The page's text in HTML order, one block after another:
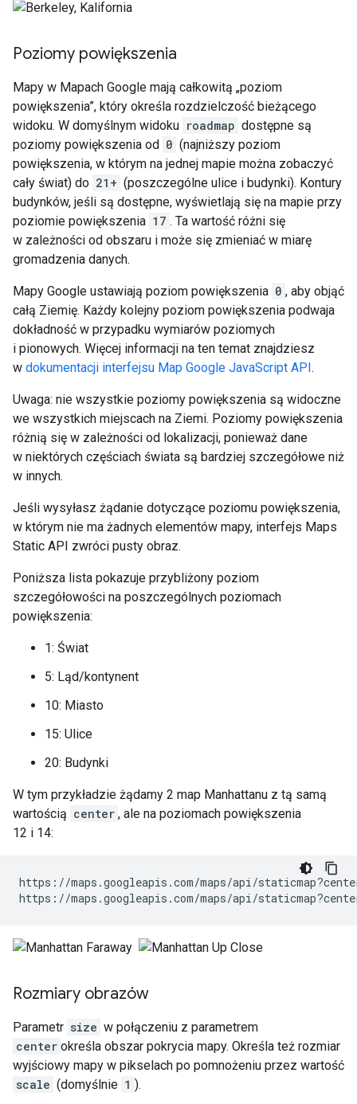
Poziomy powiększenia
Mapy w Mapach Google mają całkowitą „poziom
powiększenia”, który określa rozdzielczość bieżącego
widoku. W domyślnym widoku roadmap dostępne są
poziomy powiększenia od 0 (najniższy poziom
powiększenia, w którym na jednej mapie można zobaczyć
cały świat) do 21+ (poszczególne ulice i budynki). Kontury
budynków, jeśli są dostępne, wyświetlają się na mapie przy
poziomie powiększenia 17 . Ta wartość różni się
w zależności od obszaru i może się zmieniać w miarę
gromadzenia danych.
Mapy Google ustawiają poziom powiększenia 0 , aby objąć
całą Ziemię. Każdy kolejny poziom powiększenia podwaja
dokładność w przypadku wymiarów poziomych
i pionowych. Więcej informacji na ten temat znajdziesz
w dokumentacji interfejsu Map Google JavaScript API.
Uwaga: nie wszystkie poziomy powiększenia są widoczne
we wszystkich miejscach na Ziemi. Poziomy powiększenia
różnią się w zależności od lokalizacji, ponieważ dane
w niektórych częściach świata są bardziej szczegółowe niż
w innych.
Jeśli wysyłasz żądanie dotyczące poziomu powiększenia,
w którym nie ma żadnych elementów mapy, interfejs Maps
Static API zwróci pusty obraz.
Poniższa lista pokazuje przybliżony poziom
szczegółowości na poszczególnych poziomach
powiększenia:
1: Świat
5: Ląd/kontynent
10: Miasto
15: Ulice
20: Budynki
W tym przykładzie żądamy 2 map Manhattanu z tą samą
wartością center , ale na poziomach powiększenia
12 i 14:
https://maps.googleapis.com/maps/api/
https://maps.googleapis.com/maps/api/
Rozmiary obrazów
Parametr size w połączeniu z parametrem
center określa obszar pokrycia mapy. Określa też rozmiar
wyjściowy mapy w pikselach po pomnożeniu przez wartość
scale (domyślnie 1 ).